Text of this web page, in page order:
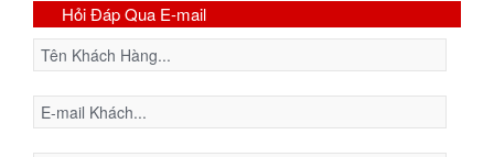
Hỏi Đáp Qua E-mail